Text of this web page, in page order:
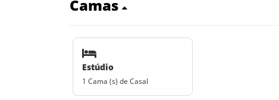
Camas
Estúdio
1 Cama (s) de Casal